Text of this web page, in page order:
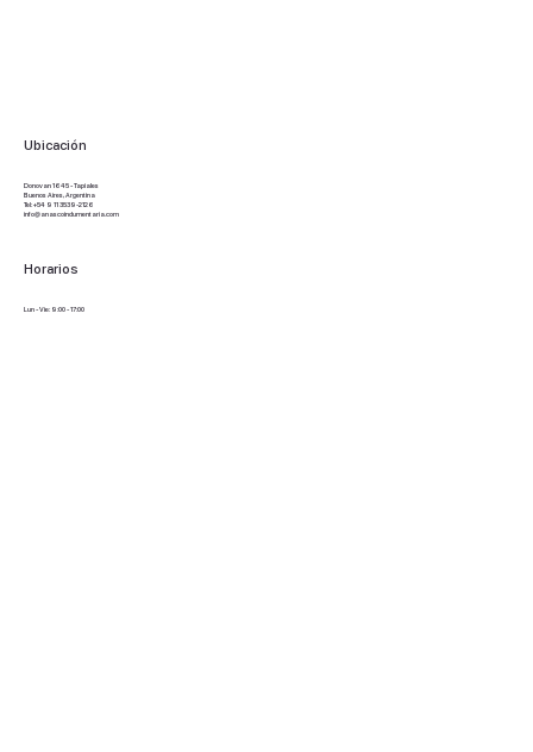
Horarios
Lun - Vie: 9:00 - 17:00
Ubicación
Donovan 1645 - Tapiales
Buenos Aires, Argentina
Tel: +54 9 11 3539-2126
info@anascoindumentaria.com